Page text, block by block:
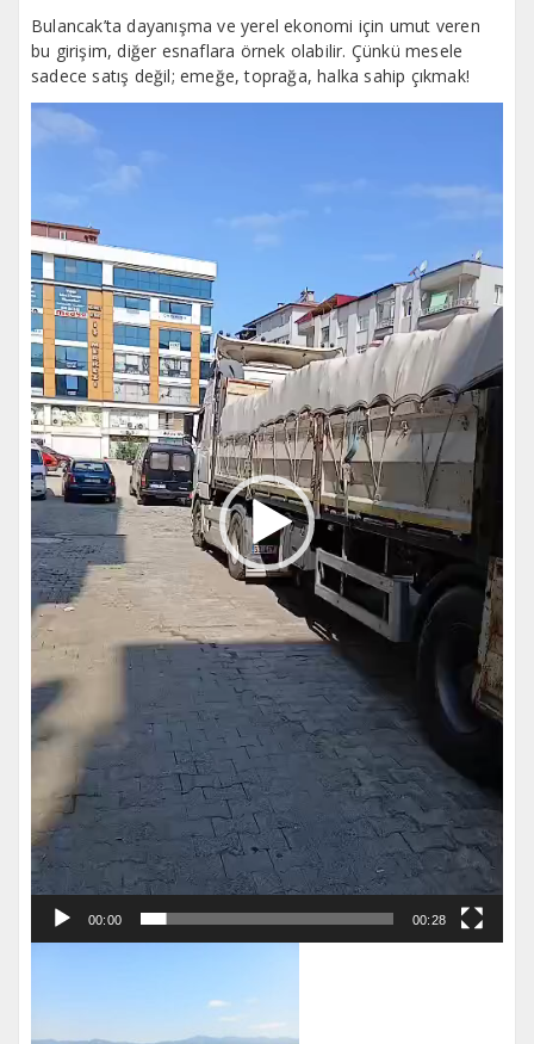
Bulancak’ta dayanışma ve yerel ekonomi için umut veren
bu girişim, diğer esnaflara örnek olabilir. Çünkü mesele
sadece satış değil; emeğe, toprağa, halka sahip çıkmak!
Video
00:00 00:28